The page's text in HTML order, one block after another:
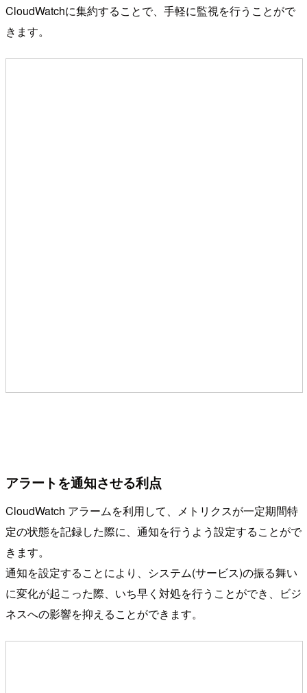
CloudWatchに集約することで、手軽に監視を行うことがで
きます。
アラートを通知させる利点
CloudWatch アラームを利用して、メトリクスが一定期間特
定の状態を記録した際に、通知を行うよう設定することがで
きます。
通知を設定することにより、システム(サービス)の振る舞い
に変化が起こった際、いち早く対処を行うことができ、ビジ
ネスへの影響を抑えることができます。